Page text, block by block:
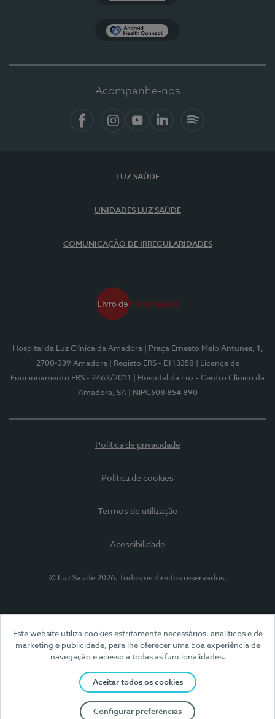
Este website utiliza cookies estritamente necessários, analíticos e de
marketing e publicidade, para lhe oferecer uma boa experiência de
navegação e acesso a todas as funcionalidades.
Aceitar todos os cookies
Configurar preferências
Acompanhe-nos
LUZ SAÚDE
UNIDADES LUZ SAÚDE
COMUNICAÇÃO DE IRREGULARIDADES
Hospital da Luz Clínica da Amadora
| Praça Ernesto Melo Antunes, 1,
2700-339 Amadora
| Registo ERS - E113358
| Licença de
Funcionamento ERS - 2463/2011
| Hospital da Luz - Centro Clínico da
Amadora, SA
| NIPC508 854 890
Política de privacidade
Política de cookies
Termos de utilização
Acessibilidade
© Luz Saúde 2026. Todos os direitos reservados.